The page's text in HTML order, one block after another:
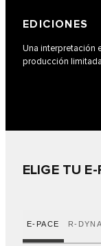
EDICIONES
Una interpretación
producción
ELIGE TU E-
E-PACE R-